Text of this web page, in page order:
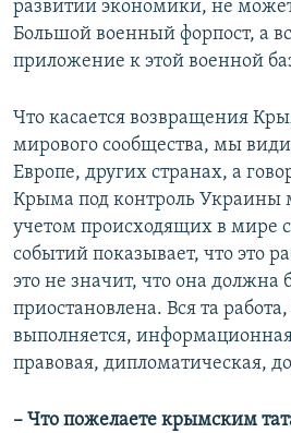
развитии экономики, не
Большой военный форпост, а
приложение к этой военной
Что касается возвращения
мирового сообщества, мы
Европе, других странах, а
Крыма под контроль Украины
учетом происходящих в мире
событий показывает, что это
это не значит, что она должна
приостановлена. Вся та
выполняется,
правовая, дипломатическая,
– Что пожелаете крымским